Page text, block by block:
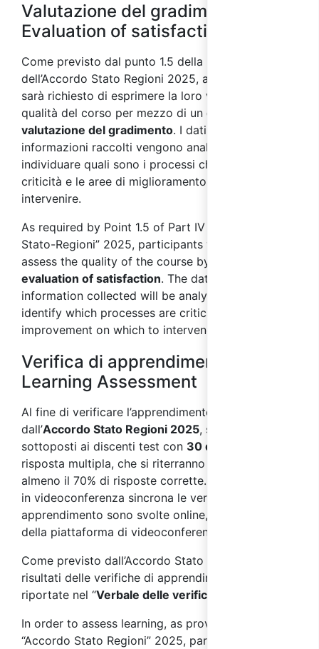
Valutazione del gradimento /
Evaluation of satisfaction
Come previsto dal punto 1.5 della parte IV
dell’Accordo Stato Regioni 2025, ai partecipanti
sarà richiesto di esprimere la loro valutazione sulla
qualità del corso per mezzo di un questionario di
valutazione del gradimento. I dati e le
informazioni raccolti vengono analizzati al fine di
individuare quali sono i processi che presentano
criticità e le aree di miglioramento su cui
intervenire.
As required by Point 1.5 of Part IV of the “Accordo
Stato-Regioni” 2025, participants will be asked to
assess the quality of the course by means of an
evaluation of satisfaction. The data and
information collected will be analysed in order to
identify which processes are critical and areas for
improvement on which to intervene.
Verifica di apprendimento /
Learning Assessment
Al fine di verificare l’apprendimento, come previsto
dall’Accordo Stato Regioni 2025, saranno
sottoposti ai discenti test con 30 domande
risposta multipla, che si riterranno superati con
almeno il 70% di risposte corrette. Nei corsi svolti
in videoconferenza sincrona le verifiche di
apprendimento sono svolte online, per mezzo
della piattaforma di videoconferenza.
Come previsto dall’Accordo Stato Regioni 2025, i
risultati delle verifiche di apprendimento saranno
riportate nel “Verbale delle verifiche finali
In order to assess learning, as provided for in the
“Accordo Stato Regioni” 2025, participants will be